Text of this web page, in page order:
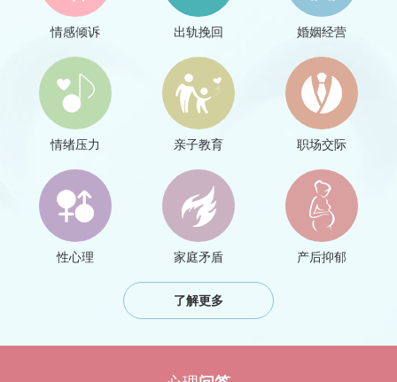
情感倾诉 出轨挽回 婚姻经营
情绪压力 亲子教育 职场交际
性心理 家庭矛盾 产后抑郁
了解更多